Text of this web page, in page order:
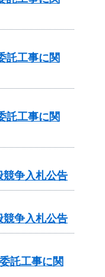
託工事に関
託工事に関
争入札公告
争入札公告
託工事に関